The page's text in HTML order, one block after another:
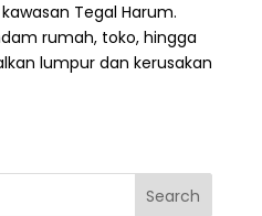
Tegal Harum.
rumah, toko, hingga
lumpur dan kerusakan
Search